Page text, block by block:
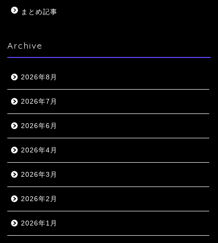
まとめ記事
Archive
2026年8月
2026年7月
2026年6月
2026年4月
2026年3月
2026年2月
2026年1月